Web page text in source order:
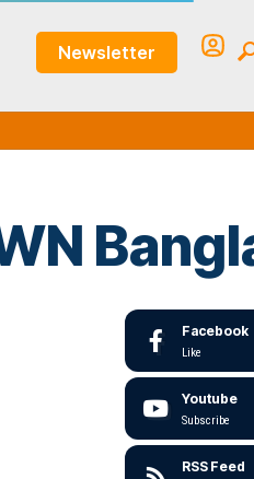
Newsletter
Facebook
Like
Youtube
Subscribe
RSS Feed